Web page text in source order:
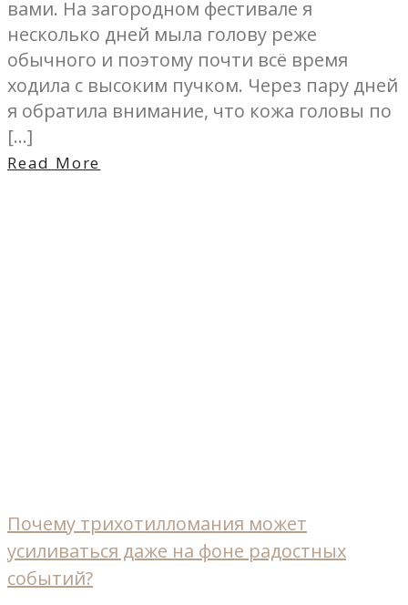
вами. На загородном фестивале я
несколько дней мыла голову реже
обычного и поэтому почти всё время
ходила с высоким пучком. Через пару дней
я обратила внимание, что кожа головы по
[…]
Read More
Почему трихотилломания может
усиливаться даже на фоне радостных
событий?